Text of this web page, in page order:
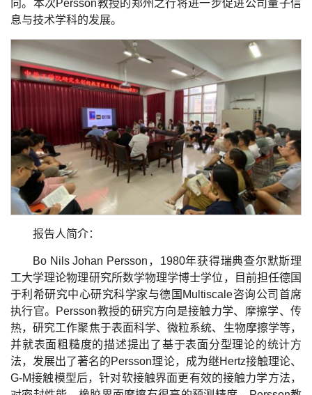
向。本次Persson教授的郑州之行将进一步促进公司量子信
息与技术学科的发展。
报告人简介：
Bo Nils Johan Persson，1980年获得瑞典查尔默斯理
工大学理论物理研究所数学物理学博士学位，目前担任德国
于利希研究中心研究科学家与德国Multiscale咨询公司首席
执行官。Persson教授的研究方向是接触力学、摩擦学、传
热，研究工作聚焦于表面科学、微粒系统、生物摩擦学等，
并就表面粗糙度的描述提出了基于表面分型理论的统计方
法，发展出了著名的Persson理论，成为继Hertz接触理论、
G-M接触模型后，针对软接触界面更有效的接触力学方法，